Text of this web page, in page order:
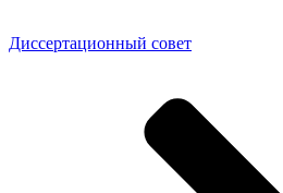
Диссертационный совет